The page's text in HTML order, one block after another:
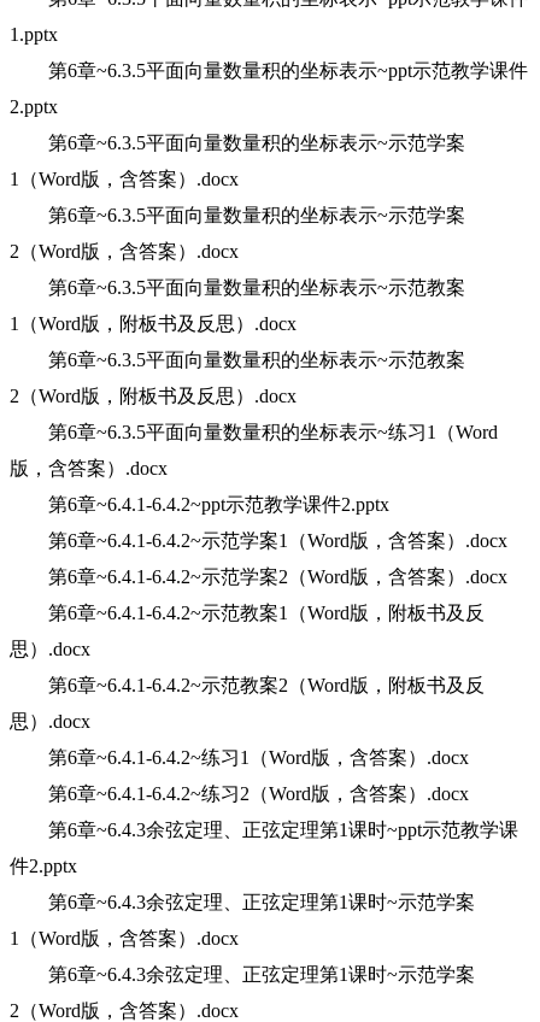
1.pptx
第6章~6.3.5平面向量数量积的坐标表示~ppt示范教学课件
2.pptx
第6章~6.3.5平面向量数量积的坐标表示~示范学案
1（Word版，含答案）.docx
第6章~6.3.5平面向量数量积的坐标表示~示范学案
2（Word版，含答案）.docx
第6章~6.3.5平面向量数量积的坐标表示~示范教案
1（Word版，附板书及反思）.docx
第6章~6.3.5平面向量数量积的坐标表示~示范教案
2（Word版，附板书及反思）.docx
第6章~6.3.5平面向量数量积的坐标表示~练习1（Word
版，含答案）.docx
第6章~6.4.1-6.4.2~ppt示范教学课件2.pptx
第6章~6.4.1-6.4.2~示范学案1（Word版，含答案）.docx
第6章~6.4.1-6.4.2~示范学案2（Word版，含答案）.docx
第6章~6.4.1-6.4.2~示范教案1（Word版，附板书及反
思）.docx
第6章~6.4.1-6.4.2~示范教案2（Word版，附板书及反
思）.docx
第6章~6.4.1-6.4.2~练习1（Word版，含答案）.docx
第6章~6.4.1-6.4.2~练习2（Word版，含答案）.docx
第6章~6.4.3余弦定理、正弦定理第1课时~ppt示范教学课
件2.pptx
第6章~6.4.3余弦定理、正弦定理第1课时~示范学案
1（Word版，含答案）.docx
第6章~6.4.3余弦定理、正弦定理第1课时~示范学案
2（Word版，含答案）.docx